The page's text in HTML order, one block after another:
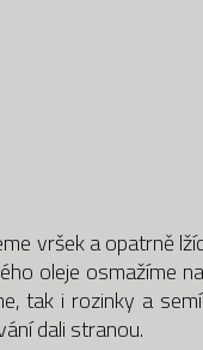
vršek a opatrně
oleje osmažíme
tak i rozinky a
dali stranou.